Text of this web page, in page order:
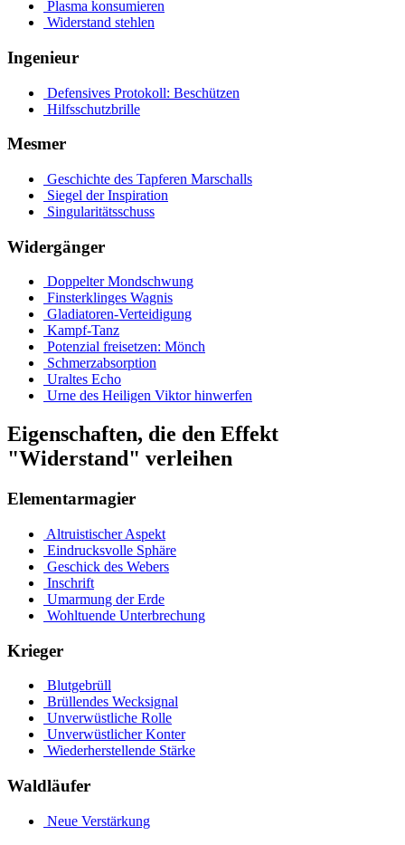
Plasma konsumieren
Widerstand stehlen
Ingenieur
Defensives Protokoll: Beschützen
Hilfsschutzbrille
Mesmer
Geschichte des Tapferen Marschalls
Siegel der Inspiration
Singularitätsschuss
Widergänger
Doppelter Mondschwung
Finsterklinges Wagnis
Gladiatoren-Verteidigung
Kampf-Tanz
Potenzial freisetzen: Mönch
Schmerzabsorption
Uraltes Echo
Urne des Heiligen Viktor hinwerfen
Eigenschaften, die den Effekt
"Widerstand" verleihen
Elementarmagier
Altruistischer Aspekt
Eindrucksvolle Sphäre
Geschick des Webers
Inschrift
Umarmung der Erde
Wohltuende Unterbrechung
Krieger
Blutgebrüll
Brüllendes Wecksignal
Unverwüstliche Rolle
Unverwüstlicher Konter
Wiederherstellende Stärke
Waldläufer
Neue Verstärkung